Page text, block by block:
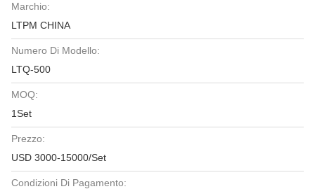
Marchio:
LTPM CHINA
Numero Di Modello:
LTQ-500
MOQ:
1Set
Prezzo:
USD 3000-15000/Set
Condizioni Di Pagamento: